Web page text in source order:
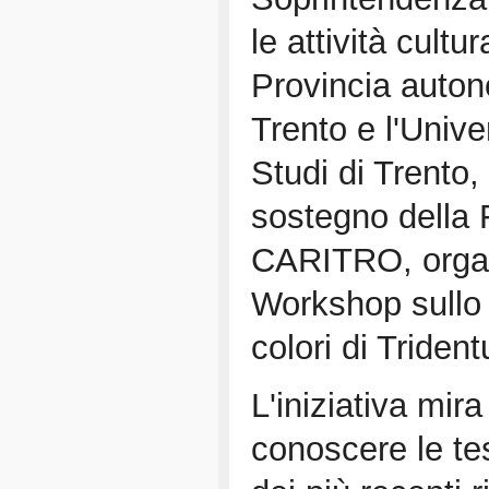
le attività
Provincia
Trento e
Studi di
sostegno della
CARITRO,
Workshop
colori di
L'iniziativa
conoscere le